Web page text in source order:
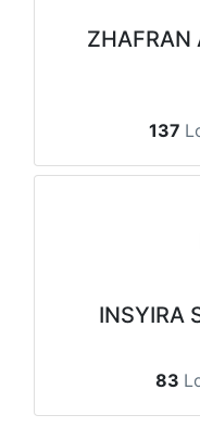
ZHAFRAN
137
INSYIRA
83